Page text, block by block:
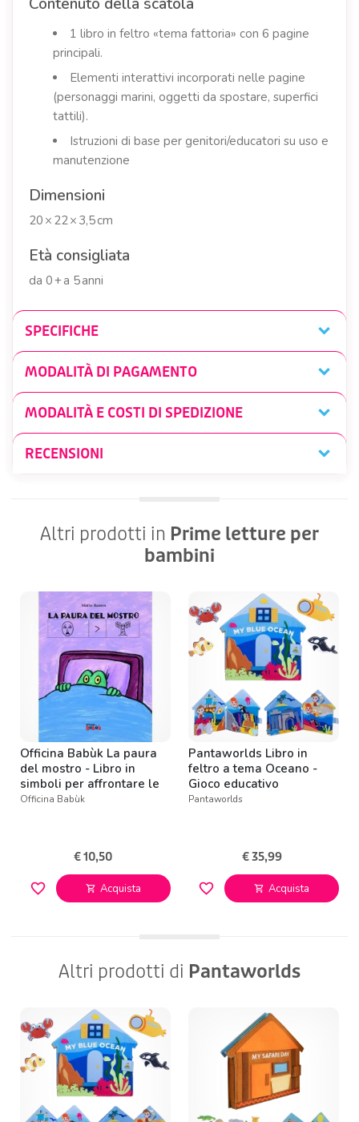
1 libro in feltro «tema fattoria» con 6 pagine
principali.
Elementi interattivi incorporati nelle pagine
(personaggi marini, oggetti da spostare, superfici
tattili).
Istruzioni di base per genitori/educatori su uso e
manutenzione
Dimensioni
20 × 22 × 3,5 cm
Età consigliata
da 0 + a 5 anni
SPECIFICHE
MODALITÀ DI PAGAMENTO
MODALITÀ E COSTI DI SPEDIZIONE
RECENSIONI
Altri prodotti in Prime letture per
bambini
Officina Babùk La paura
del mostro - Libro in
simboli per affrontare le
paure
Officina Babùk
€ 10,50
favorite_border shopping_cart Acquista
Pantaworlds Libro in
feltro a tema Oceano -
Gioco educativo
Montessori
Pantaworlds
€ 35,99
favorite_border shopping_cart Acquista
Altri prodotti di Pantaworlds